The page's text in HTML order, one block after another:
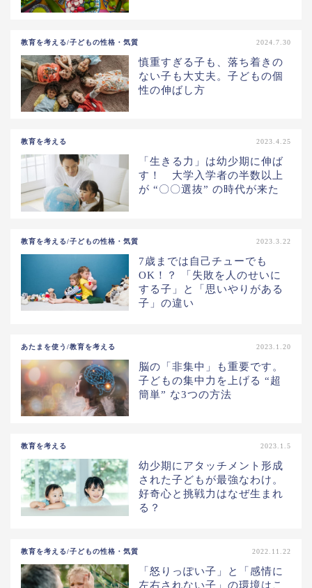
教育を考える/子どもの性格・気質 2024.7.30
慎重すぎる子も、落ち着きの
ない子も大丈夫。子どもの個
性の伸ばし方
教育を考える 2023.4.25
「生きる力」は幼少期に伸ば
す！ 大学入学者の半数以上
が “〇〇選抜” の時代が来た
教育を考える/子どもの性格・気質 2023.3.22
7歳までは自己チューでも
OK！？ 「失敗を人のせいに
する子」と「思いやりがある
子」の違い
あたまを使う/教育を考える 2023.1.20
脳の「非集中」も重要です。
子どもの集中力を上げる “超
簡単” な3つの方法
教育を考える 2023.1.5
幼少期にアタッチメント形成
された子どもが最強なわけ。
好奇心と挑戦力はなぜ生まれ
る？
教育を考える/子どもの性格・気質 2022.11.22
「怒りっぽい子」と「感情に
左右されない子」の環境はこ